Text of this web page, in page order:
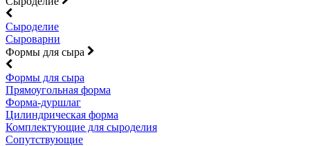
Сыроделие
Сыроварни
Формы для сыра
Формы для сыра
Прямоугольная форма
Форма-дуршлаг
Цилиндрическая форма
Комплектующие для сыроделия
Сопутствующие